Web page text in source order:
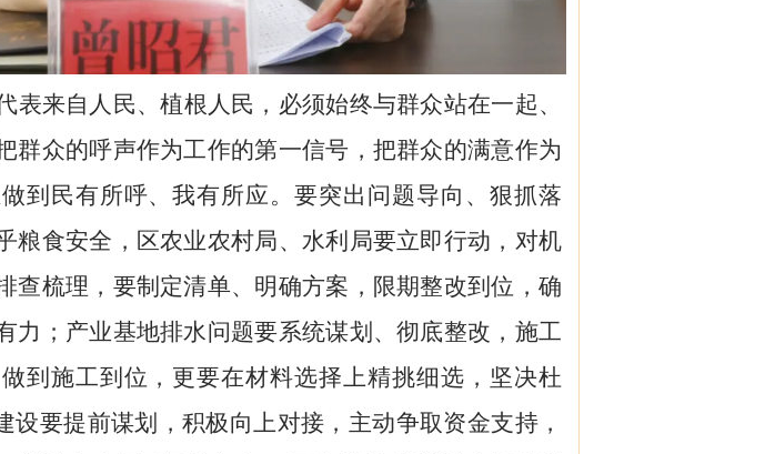
表来自人民、植根人民，必须始终与群众站在一起、
群众的呼声作为工作的第一信号，把群众的满意作为
到民有所呼、我有所应。要突出问题导向、狠抓落
粮食安全，区农业农村局、水利局要立即行动，对机
查梳理，要制定清单、明确方案，限期整改到位，确
力；产业基地排水问题要系统谋划、彻底整改，施工
到施工到位，更要在材料选择上精挑细选，坚决杜
设要提前谋划，积极向上对接，主动争取资金支持，